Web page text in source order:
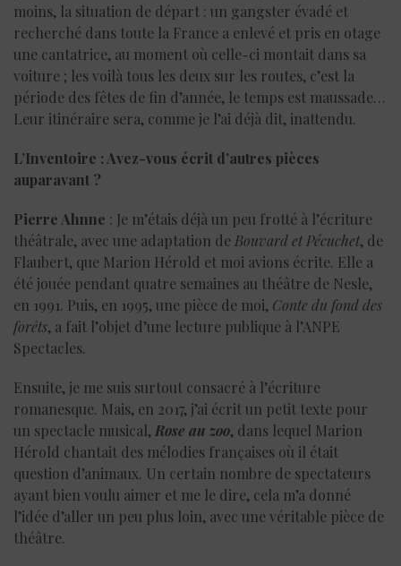
moins, la situation de départ : un gangster évadé et
recherché dans toute la France a enlevé et pris en otage
une cantatrice, au moment où celle-ci montait dans sa
voiture ; les voilà tous les deux sur les routes, c’est la
période des fêtes de fin d’année, le temps est maussade…
Leur itinéraire sera, comme je l’ai déjà dit, inattendu.
L’Inventoire : Avez-vous écrit d’autres pièces
auparavant ?
Pierre Ahnne : Je m’étais déjà un peu frotté à l’écriture
théâtrale, avec une adaptation de Bouvard et Pécuchet, de
Flaubert, que Marion Hérold et moi avions écrite. Elle a
été jouée pendant quatre semaines au théâtre de Nesle,
en 1991. Puis, en 1995, une pièce de moi, Conte du fond des
forêts, a fait l’objet d’une lecture publique à l’ANPE
Spectacles.
Ensuite, je me suis surtout consacré à l’écriture
romanesque. Mais, en 2017, j’ai écrit un petit texte pour
un spectacle musical, Rose au zoo, dans lequel Marion
Hérold chantait des mélodies françaises où il était
question d’animaux. Un certain nombre de spectateurs
ayant bien voulu aimer et me le dire, cela m’a donné
l’idée d’aller un peu plus loin, avec une véritable pièce de
théâtre.